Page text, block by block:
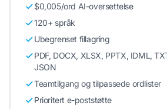
$0,005/ord AI-oversettelse
120+ språk
Ubegrenset fillagring
PDF, DOCX, XLSX, PPTX, IDML,
JSON
Teamtilgang og tilpassede ordlister
Prioritert e-poststøtte